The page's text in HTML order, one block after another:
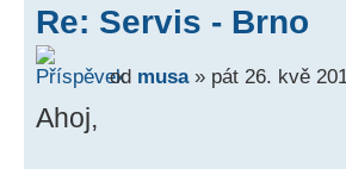
Re: Servis - Brno
od musa» pát 26. kvě
Ahoj,